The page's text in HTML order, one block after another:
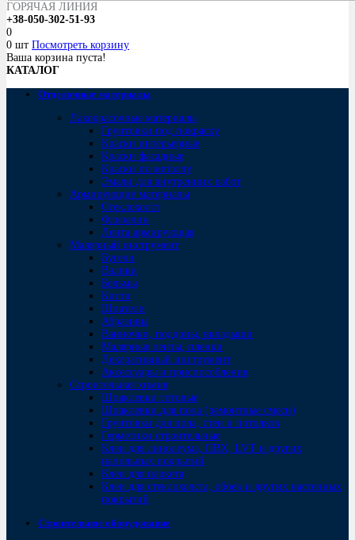
ГОРЯЧАЯ ЛИНИЯ
+38-050-302-51-93
0
0 шт Посмотреть корзину
Ваша корзина пуста!
КАТАЛОГ
Отделочные материалы
Лакокрасочные материалы
Грунтовки под покраску
Краски интерьерные
Краски фасадные
Краски по металлу
Эмали для внутренних работ
Армирующие материалы
Стеклохолст
Флизелин
Лента армирующая
Малярный инструмент
Бугели
Валики
Кельмы
Кисти
Шпатели
Абразивы
Ванночки, поддоны, вкладыши
Малярные ленты, пленки
Декоративный инструмент
Аксессуары и приспособления
Строительная химия
Шпаклевки готовые
Шпаклевки для пола (ремонтные смеси)
Грунтовки для пола, стен и потолков
Герметики строительные
Клеи для линолеума, ПВХ, LVT и других
напольных покрытий
Клеи для паркета
Клеи для стеклохолста, обоев и других настенных
покрытий
Строительное оборудование